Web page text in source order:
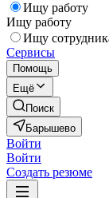
Ищу работу
Ищу работу
Ищу
Сервисы
Помощь
Ещё
Поиск
Барышево
Войти
Войти
Создать резюме